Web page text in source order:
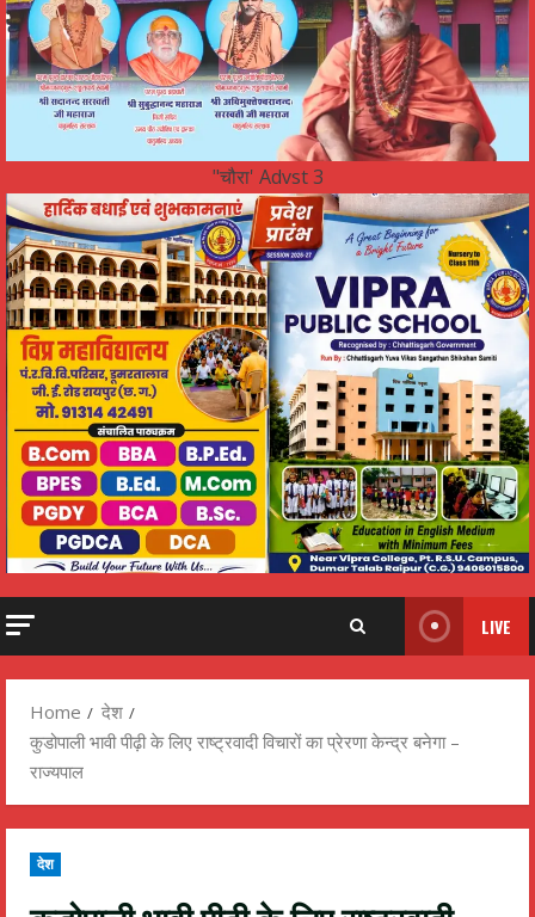
"चौरा' Advst 3
LIVE
Home
देश
कुडोपाली भावी पीढ़ी के लिए राष्ट्रवादी विचारों का प्रेरणा केन्द्र बनेगा –
राज्यपाल
देश